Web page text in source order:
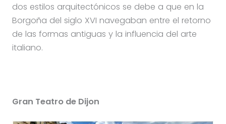
dos estilos arquitectónicos se debe a que en la
Borgoña del siglo XVI navegaban entre el retorno
de las formas antiguas y la influencia del arte
italiano.
Gran Teatro de Dijon